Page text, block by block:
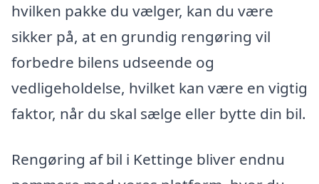
hvilken pakke du vælger, kan du være
sikker på, at en grundig rengøring vil
forbedre bilens udseende og
vedligeholdelse, hvilket kan være en vigtig
faktor, når du skal sælge eller bytte din bil.
Rengøring af bil i Kettinge bliver endnu